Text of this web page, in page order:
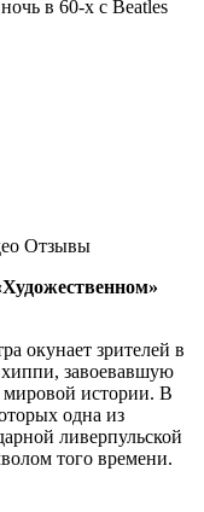
Отзывы
окунает зрителей в
хиппи, завоевавшую
мировой истории. В
одна из
ливерпульской
того времени.